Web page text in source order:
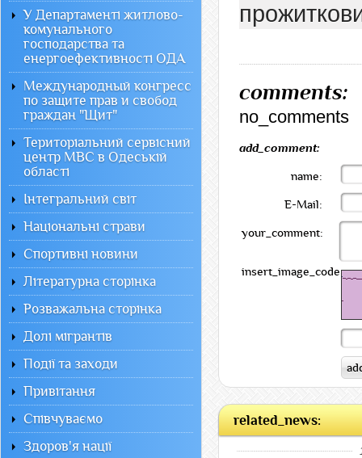
comments:
no_comments
add_comment:
name:
E-Mail:
your_comment:
insert_image_code:
related_news:
У Департаменті житлово-
комунального
господарства та
енергоефективності ОДА
Международный конгресс
по защите прав и свобод
граждан "Щит"
Територіальний сервісний
центр МВС в Одеській
області
Інтегральний світ
Національні страви
Спортивні новини
Літературна сторінка
Розважальна сторінка
Долі мігрантів
Події та заходи
Привітання
Співчуваємо
Здоров'я нації